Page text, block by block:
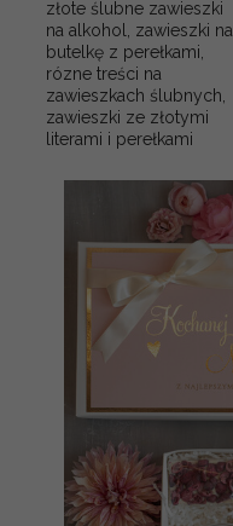
złote ślubne zawieszki
na alkohol, zawieszki na
butelkę z perełkami,
rózne treści na
zawieszkach ślubnych,
zawieszki ze złotymi
literami i perełkami